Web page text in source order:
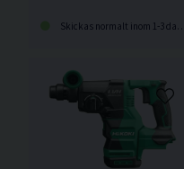
Skickas normalt inom 1-3 dagar